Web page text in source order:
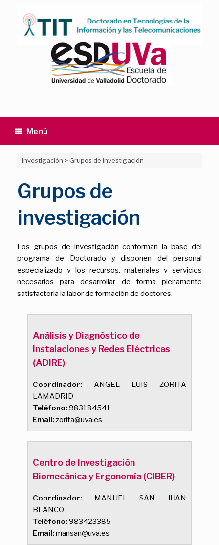
contenido
Menú
Investigación > Grupos de investigación
Grupos de
investigación
Los grupos de investigación conforman la base del
programa de Doctorado y disponen del personal
especializado y los recursos, materiales y servicios
necesarios para desarrollar de forma plenamente
satisfactoria la labor de formación de doctores.
Análisis y Diagnóstico de
Instalaciones y Redes Eléctricas
(ADIRE)
Coordinador: ANGEL LUIS ZORITA
LAMADRID
Teléfono: 983184541
Email: zorita@uva.es
Centro de Investigación
Biomecánica y Ergonomía (CIBER)
Coordinador: MANUEL SAN JUAN
BLANCO
Teléfono: 983423385
Email: mansan@uva.es